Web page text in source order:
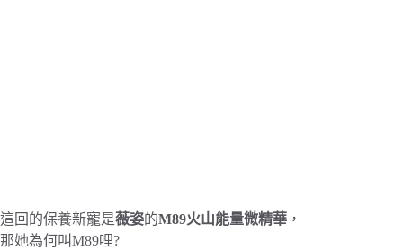
這回的保養新寵是薇姿的M89火山能量微精華 ，
那她為何叫M89哩?